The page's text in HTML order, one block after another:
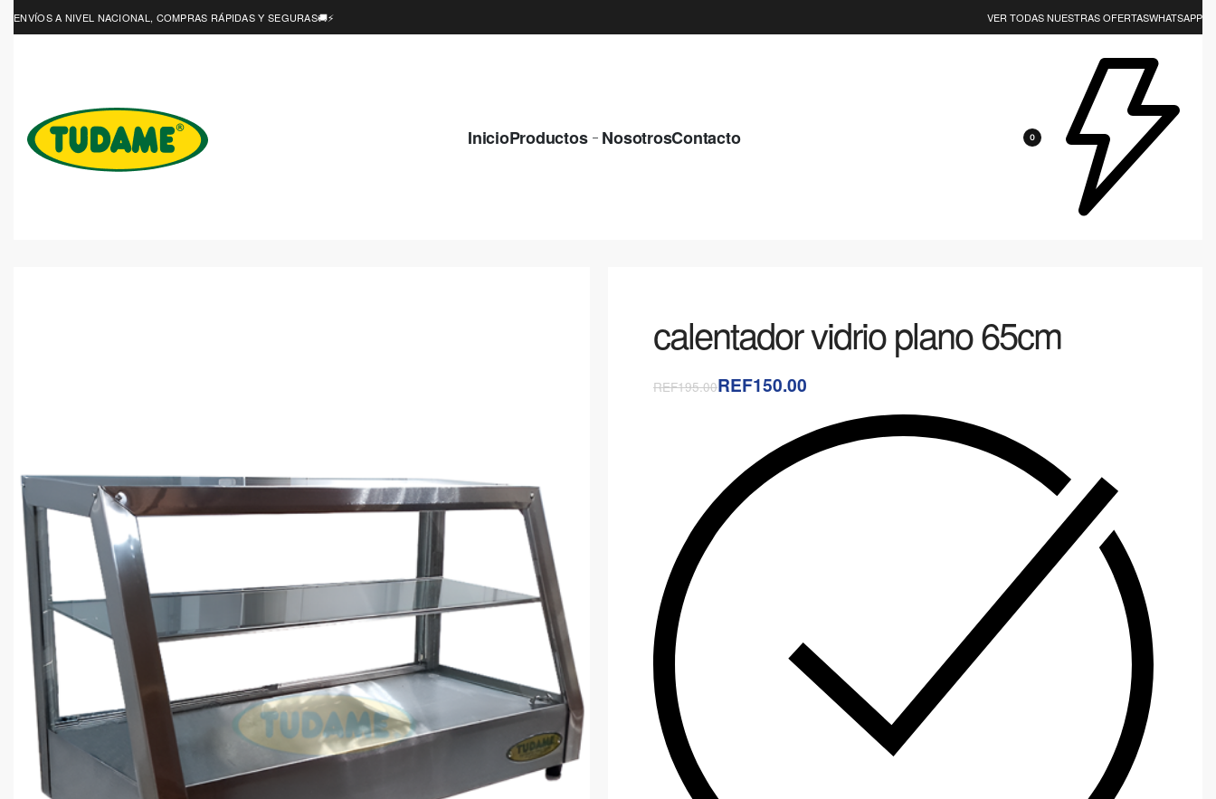
ENVÍOS A NIVEL NACIONAL, COMPRAS RÁPIDAS Y SEGURAS🚚⚡ ¿QUIERES EQUIPOS NUEVOS Y CON LA MEJOR CALIDAD? NOSOTROS LOS TENEMOS 😎VER TODAS NUESTRAS OFERTASWHATSAPP
InicioProductos NosotrosContacto 0
calentador vidrio plano 65cm
REF195.00REF150.00